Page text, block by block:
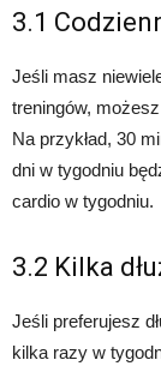
3.1
Jeśli masz
treningów,
Na przykład, 30
dni w tygodniu
cardio w tygodniu.
3.2 Kilka
Jeśli preferujesz
kilka razy w